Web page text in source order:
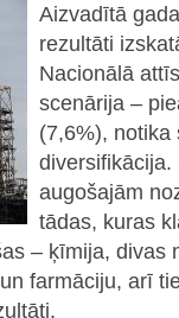
Aizvadītā
rezultāti
Nacionālā
scenārija –
(7,6%), notika
diversifikācija.
augošajām
tādas, kuras
– ķīmija, divas
farmāciju, arī